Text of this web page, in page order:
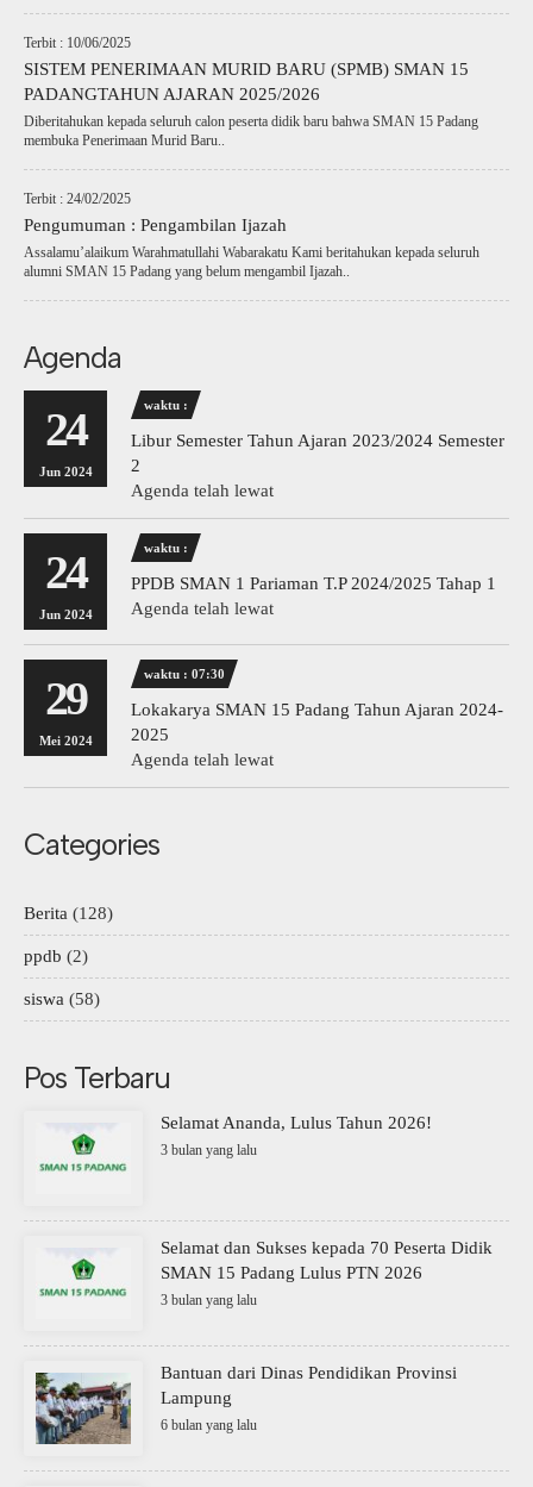
Terbit : 10/06/2025
SISTEM PENERIMAAN MURID BARU (SPMB) SMAN 15
PADANGTAHUN AJARAN 2025/2026
Diberitahukan kepada seluruh calon peserta didik baru bahwa SMAN 15 Padang
membuka Penerimaan Murid Baru..
Terbit : 24/02/2025
Pengumuman : Pengambilan Ijazah
Assalamu’alaikum Warahmatullahi Wabarakatu Kami beritahukan kepada seluruh
alumni SMAN 15 Padang yang belum mengambil Ijazah..
Agenda
24
Jun 2024
waktu :
Libur Semester Tahun Ajaran 2023/2024 Semester
2
Agenda telah lewat
24
Jun 2024
waktu :
PPDB SMAN 1 Pariaman T.P 2024/2025 Tahap 1
Agenda telah lewat
29
Mei 2024
waktu : 07:30
Lokakarya SMAN 15 Padang Tahun Ajaran 2024-
2025
Agenda telah lewat
Categories
Berita (128)
ppdb (2)
siswa (58)
Pos Terbaru
Selamat Ananda, Lulus Tahun 2026!
3 bulan yang lalu
Selamat dan Sukses kepada 70 Peserta Didik
SMAN 15 Padang Lulus PTN 2026
3 bulan yang lalu
Bantuan dari Dinas Pendidikan Provinsi
Lampung
6 bulan yang lalu